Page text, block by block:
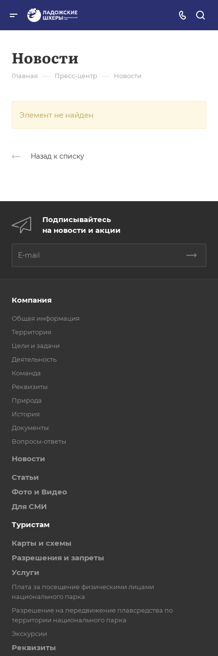
Новости
Главная — Пресс-центр — Новости
Элемент не найден
Назад к списку
Подписывайтесь
на новости и акции
Компания
Общая информация
Территория
Цели и задачи
Деятельность
Команда
Реквизиты
Природа
История
Документы
Вопросы-ответы
Новости
Статьи
Фото и Видео
Для СМИ
Туристам
Карты и схемы
Разрешения и запреты
Услуги
Плата за посещение физическими лицами
национального парка
Разрешение на передвижение плавсредства по
территории национального парка
Экскурсии
Реквизиты